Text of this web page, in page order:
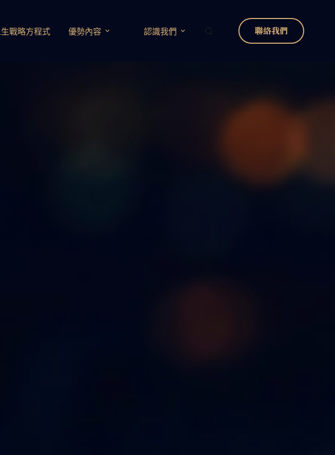
生戰略方程式 優勢內容 認識我們 聯絡我們